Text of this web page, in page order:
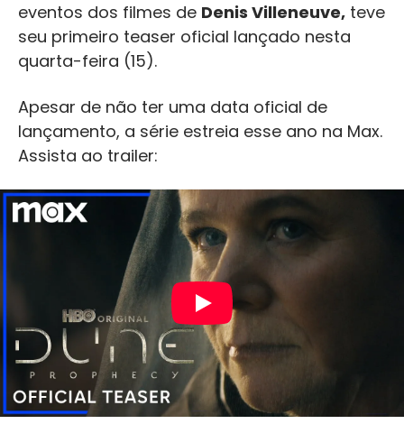
eventos dos filmes de Denis Villeneuve, teve
seu primeiro teaser oficial lançado nesta
quarta-feira (15).
Apesar de não ter uma data oficial de
lançamento, a série estreia esse ano na Max.
Assista ao trailer: